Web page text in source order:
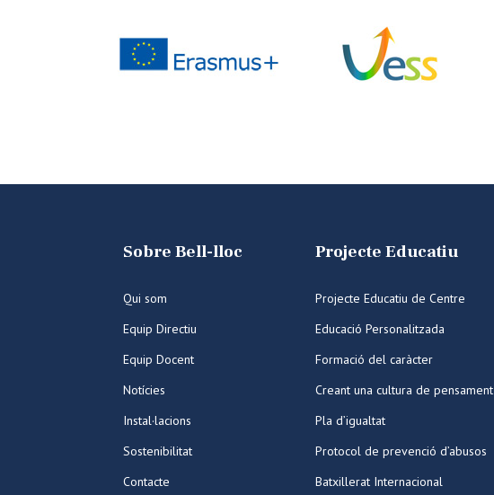
Sobre Bell-lloc
Qui som
Equip Directiu
Equip Docent
Notícies
Instal·lacions
Sostenibilitat
Contacte
Projecte Educatiu
Projecte Educatiu de Centre
Educació Personalitzada
Formació del caràcter
Creant una cultura de pensament
Pla d’igualtat
Protocol de prevenció d’abusos
Batxillerat Internacional